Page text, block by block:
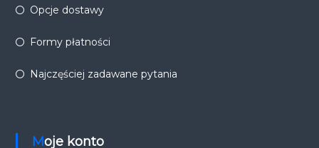
Opcje dostawy
Formy płatności
Najczęściej zadawane pytania
Moje konto